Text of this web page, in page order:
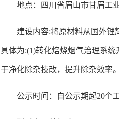
地点：四川省眉山市甘眉工
建设内容:将原材料从国外锂
具体为:(1)转化焙烧烟气治理系
于净化除杂技改，提升除杂效率
公示时间：自公示期起20个